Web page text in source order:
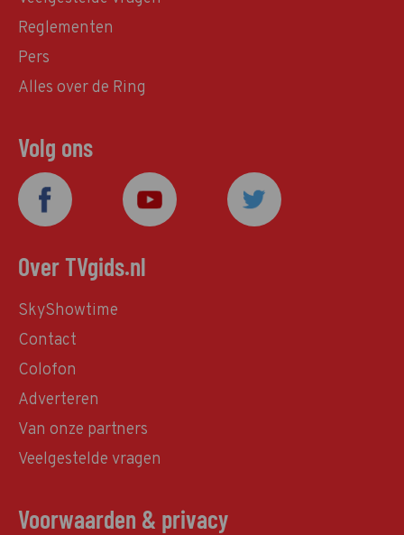
Reglementen
Pers
Alles over de Ring
Volg ons
Over TVgids.nl
SkyShowtime
Contact
Colofon
Adverteren
Van onze partners
Veelgestelde vragen
Voorwaarden & privacy